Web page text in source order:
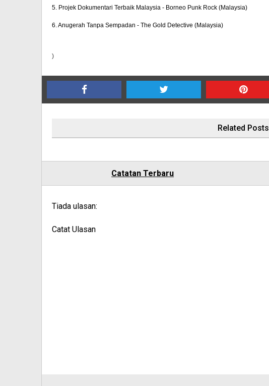
5. Projek Dokumentari Terbaik Malaysia - Borneo Punk Rock (Malaysia)
6. Anugerah Tanpa Sempadan - The Gold Detective (Malaysia)
)
Related Posts
Catatan Terbaru
Tiada ulasan:
Catat Ulasan